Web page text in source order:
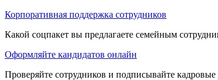
Корпоративная поддержка сотрудников
Какой соцпакет вы предлагаете семейным
Оформляйте кандидатов онлайн
Проверяйте сотрудников и подписывайте